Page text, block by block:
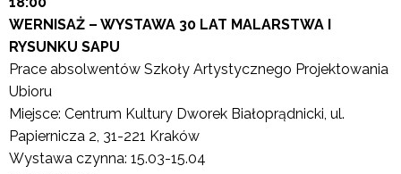
WERNISAŻ – WYSTAWA 30 LAT MALARSTWA I
RYSUNKU SAPU
Prace absolwentów Szkoły Artystycznego Projektowania
Ubioru
Miejsce: Centrum Kultury Dworek Białoprądnicki, ul.
Papiernicza 2, 31-221 Kraków
Wystawa czynna: 15.03-15.04